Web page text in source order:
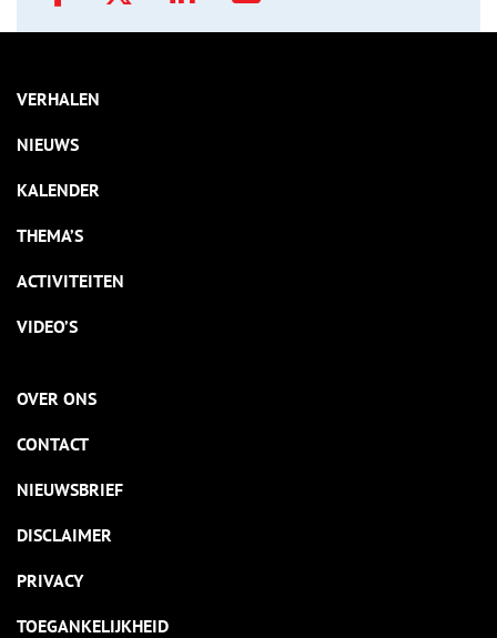
VERHALEN
NIEUWS
KALENDER
THEMA’S
ACTIVITEITEN
VIDEO’S
OVER ONS
CONTACT
NIEUWSBRIEF
DISCLAIMER
PRIVACY
TOEGANKELIJKHEID